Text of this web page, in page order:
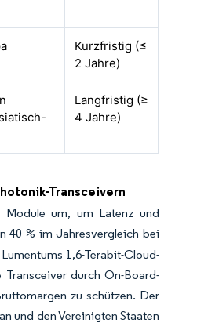
Kurzfristig (≤
2 Jahre)
Langfristig (≥
4 Jahre)
Transceivern
Module um, um Latenz und
40 % im Jahresvergleich bei
Lumentums 1,6-Terabit-Cloud-
durch On-Board-
zu schützen. Der
und den Vereinigten Staaten